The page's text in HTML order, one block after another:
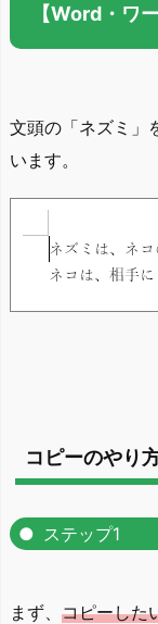
【Word・ワ
文頭の「ネズミ」
います。
コピーのやり
ステップ1
まず、 コピーした